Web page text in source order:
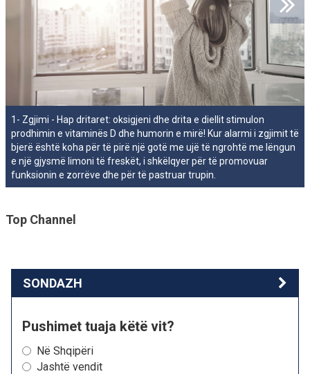
1- Zgjimi - Hap dritaret: oksigjeni dhe drita e diellit stimulon
prodhimin e vitaminës D dhe humorin e mirë! Kur alarmi i zgjimit të
bjerë është koha për të pirë një gotë me ujë të ngrohtë me lëngun
e një gjysmë limoni të freskët, i shkëlqyer për të promovuar
funksionin e zorrëve dhe për të pastruar trupin.
Top Channel
SONDAZH
Pushimet tuaja këtë vit?
Në Shqipëri
Jashtë vendit